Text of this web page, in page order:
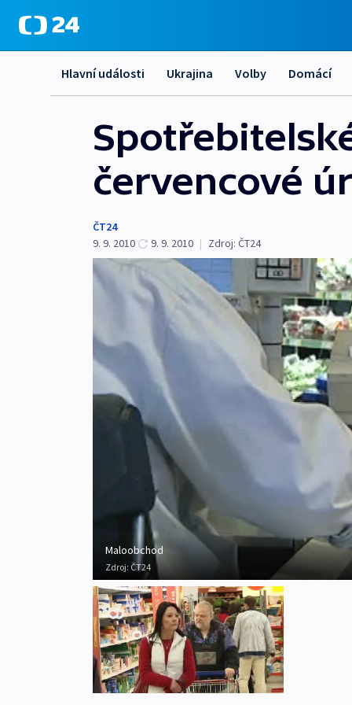
Hlavní události Ukrajina Volby Domácí
červencové
ČT24
9. 9. 2010
9. 9. 2010 | Zdroj: ČT24
Maloobchod
Zdroj: ČT24